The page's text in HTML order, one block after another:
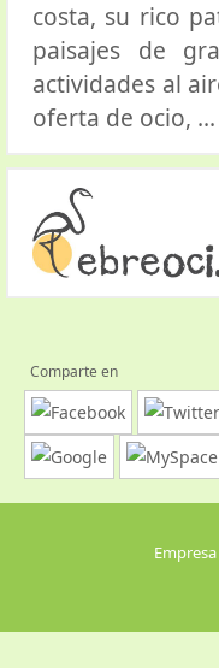
costa, su rico
paisajes de
actividades al
oferta de ocio, ...
Comparte en
Empresa